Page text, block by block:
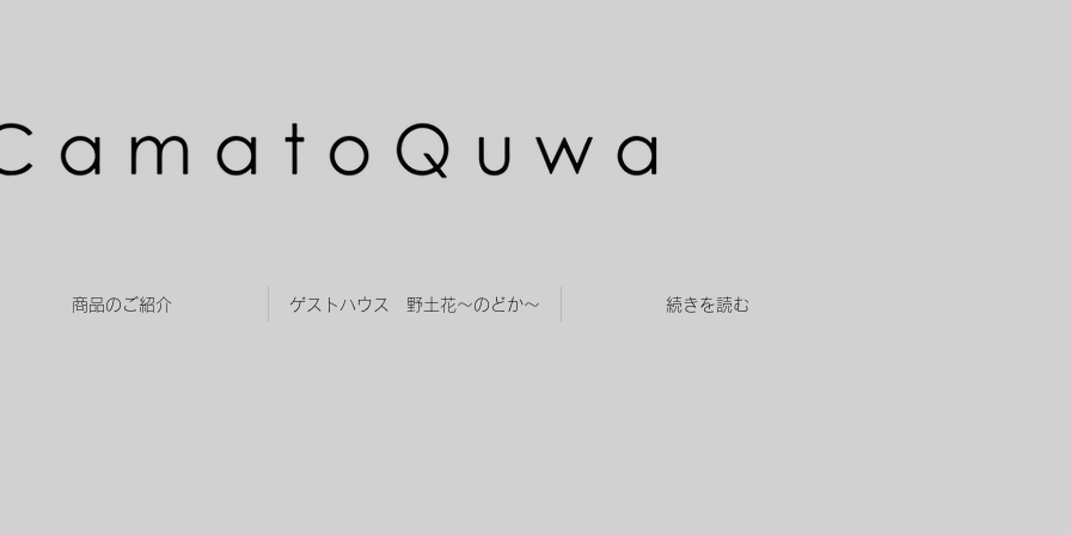
商品のご紹介 ゲストハウス 野土花～のどか～ 続きを読む